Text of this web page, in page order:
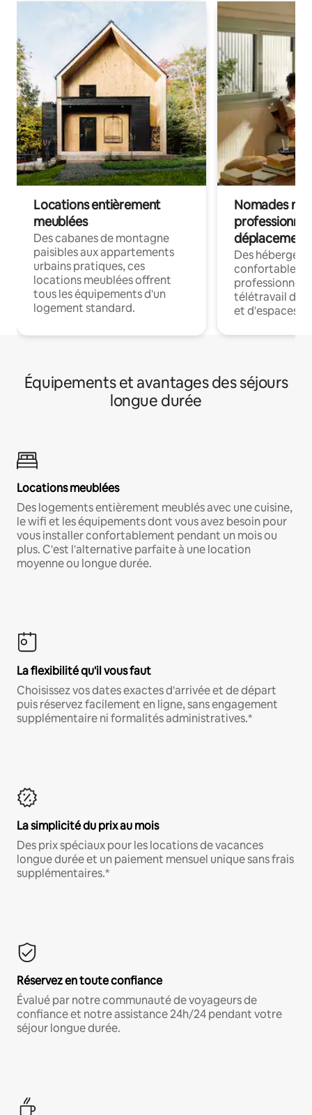
Locations entièrement
meublées
Des cabanes de montagne
paisibles aux appartements
urbains pratiques, ces
locations meublées offrent
tous les équipements d'un
logement standard.
Nomades
déplacement
Des
confortables
professionnels
télétravail
et d'espaces
Équipements et avantages des séjours
longue durée
Locations meublées
Des logements entièrement meublés avec une cuisine,
le wifi et les équipements dont vous avez besoin pour
vous installer confortablement pendant un mois ou
plus. C'est l'alternative parfaite à une location
moyenne ou longue durée.
La flexibilité qu'il vous faut
Choisissez vos dates exactes d'arrivée et de départ
puis réservez facilement en ligne, sans engagement
supplémentaire ni formalités administratives.*
La simplicité du prix au mois
Des prix spéciaux pour les locations de vacances
longue durée et un paiement mensuel unique sans frais
supplémentaires.*
Réservez en toute confiance
Évalué par notre communauté de voyageurs de
confiance et notre assistance 24h/24 pendant votre
séjour longue durée.